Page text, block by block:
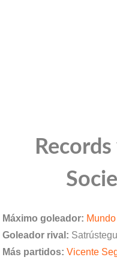
Records
Máximo goleador:
Goleador rival:
Más partidos: Vicente